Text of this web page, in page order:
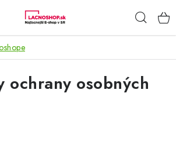
ochrany osobných